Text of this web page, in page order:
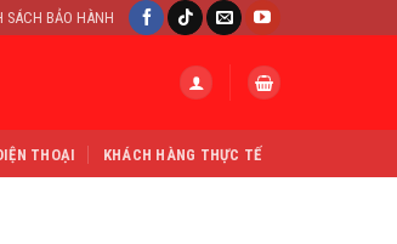
SÁCH BẢO HÀNH
THOẠI KHÁCH HÀNG THỰC TẾ